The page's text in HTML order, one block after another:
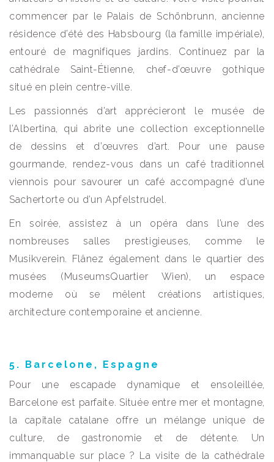
commencer par le Palais de Schönbrunn, ancienne
résidence d’été des Habsbourg (la famille impériale),
entouré de magnifiques jardins. Continuez par la
cathédrale Saint-Étienne, chef-d’œuvre gothique
situé en plein centre-ville.
Les passionnés d’art apprécieront le musée de
l’Albertina, qui abrite une collection exceptionnelle
de dessins et d’œuvres d’art. Pour une pause
gourmande, rendez-vous dans un café traditionnel
viennois pour savourer un café accompagné d’une
Sachertorte ou d’un Apfelstrudel.
En soirée, assistez à un opéra dans l’une des
nombreuses salles prestigieuses, comme le
Musikverein. Flânez également dans le quartier des
musées (MuseumsQuartier Wien), un espace
moderne où se mêlent créations artistiques,
architecture contemporaine et ancienne.
5. Barcelone, Espagne
Pour une escapade dynamique et ensoleillée,
Barcelone est parfaite. Située entre mer et montagne,
la capitale catalane offre un mélange unique de
culture, de gastronomie et de détente. Un
immanquable sur place ? La visite de la cathédrale